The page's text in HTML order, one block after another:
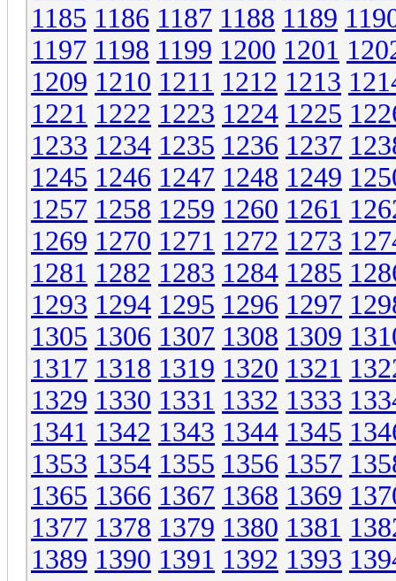
1185 1186 1187 1188 1189
1197 1198 1199 1200 1201
1209 1210 1211 1212 1213
1221 1222 1223 1224 1225
1233 1234 1235 1236 1237
1245 1246 1247 1248 1249
1257 1258 1259 1260 1261
1269 1270 1271 1272 1273
1281 1282 1283 1284 1285
1293 1294 1295 1296 1297
1305 1306 1307 1308 1309
1317 1318 1319 1320 1321
1329 1330 1331 1332 1333
1341 1342 1343 1344 1345
1353 1354 1355 1356 1357
1365 1366 1367 1368 1369
1377 1378 1379 1380 1381
1389 1390 1391 1392 1393